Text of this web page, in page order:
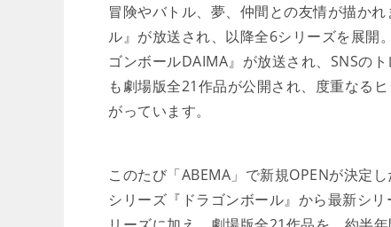
冒険やバトル、夢、仲間との友情が描か
ル』が放送され、以降全6シリーズを展開
ゴンボールDAIMA』が放送され、SNSの
も劇場版全21作品が公開され、度重なる
がっています。
このたび「ABEMA」で新規OPENが決定
シリーズ『ドラゴンボール』から最新シ